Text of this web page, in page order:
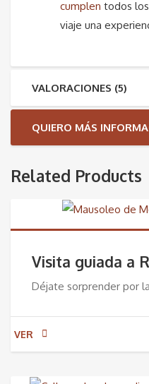
cumplen todos
viaje una
VALORACIONES (5)
QUIERO MÁS
Related Products
Visita guiada a
Déjate sorprender por
VER